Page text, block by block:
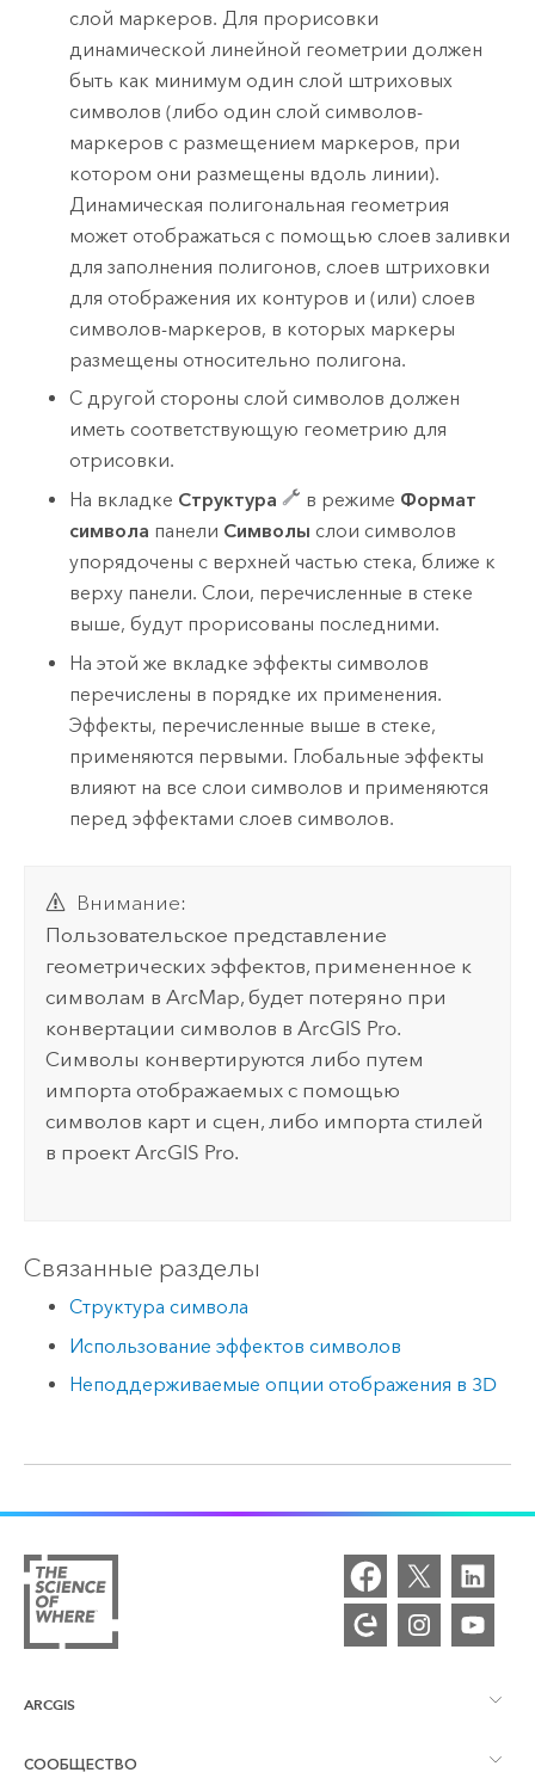
слой маркеров. Для прорисовки
динамической линейной геометрии должен
быть как минимум один слой штриховых
символов (либо один слой символов-
маркеров с размещением маркеров, при
котором они размещены вдоль линии).
Динамическая полигональная геометрия
может отображаться с помощью слоев заливки
для заполнения полигонов, слоев штриховки
для отображения их контуров и (или) слоев
символов-маркеров, в которых маркеры
размещены относительно полигона.
С другой стороны слой символов должен
иметь соответствующую геометрию для
отрисовки.
На вкладке Структура в режиме Формат
символа панели Символы слои символов
упорядочены с верхней частью стека, ближе к
верху панели. Слои, перечисленные в стеке
выше, будут прорисованы последними.
На этой же вкладке эффекты символов
перечислены в порядке их применения.
Эффекты, перечисленные выше в стеке,
применяются первыми. Глобальные эффекты
влияют на все слои символов и применяются
перед эффектами слоев символов.
Внимание:
Пользовательское представление
геометрических эффектов, примененное к
символам вArcMap, будет потеряно при
конвертации символов вArcGIS Pro.
Символы конвертируются либо путем
импорта отображаемых с помощью
символов карт и сцен, либо импорта стилей
в проектArcGIS Pro.
Связанные разделы
Структура символа
Использование эффектов символов
Неподдерживаемые опции отображения в 3D
ARCGIS
Обзор ArcGIS
СООБЩЕСТВО